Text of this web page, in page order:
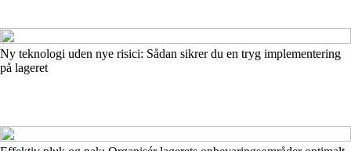
Ny teknologi uden nye risici: Sådan sikrer du en tryg implementering
på lageret